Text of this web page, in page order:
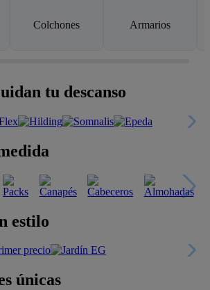
Colchones Armarios
tu descanso
estilo
únicas